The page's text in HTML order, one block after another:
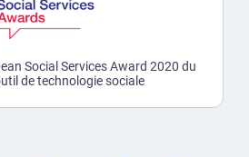
Social Services Award 2020 du
de technologie sociale